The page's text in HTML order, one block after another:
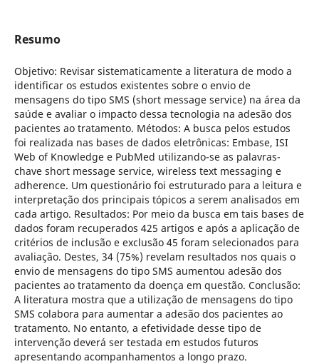
Resumo
Objetivo: Revisar sistematicamente a literatura de modo a
identificar os estudos existentes sobre o envio de
mensagens do tipo SMS (short message service) na área da
saúde e avaliar o impacto dessa tecnologia na adesão dos
pacientes ao tratamento. Métodos: A busca pelos estudos
foi realizada nas bases de dados eletrônicas: Embase, ISI
Web of Knowledge e PubMed utilizando-se as palavras-
chave short message service, wireless text messaging e
adherence. Um questionário foi estruturado para a leitura e
interpretação dos principais tópicos a serem analisados em
cada artigo. Resultados: Por meio da busca em tais bases de
dados foram recuperados 425 artigos e após a aplicação de
critérios de inclusão e exclusão 45 foram selecionados para
avaliação. Destes, 34 (75%) revelam resultados nos quais o
envio de mensagens do tipo SMS aumentou adesão dos
pacientes ao tratamento da doença em questão. Conclusão:
A literatura mostra que a utilização de mensagens do tipo
SMS colabora para aumentar a adesão dos pacientes ao
tratamento. No entanto, a efetividade desse tipo de
intervenção deverá ser testada em estudos futuros
apresentando acompanhamentos a longo prazo.